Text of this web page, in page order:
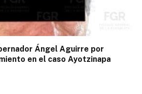
Ángel Aguirre por
en el caso Ayotzinapa